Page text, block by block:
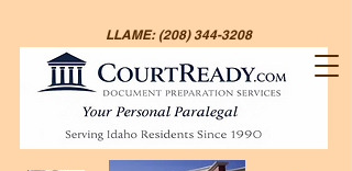
LLAME: (208) 344-3208